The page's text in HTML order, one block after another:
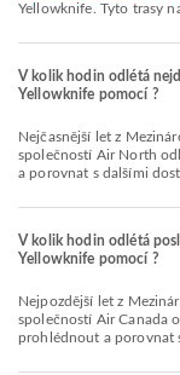
Yellowknife. Tyto trasy
V kolik hodin odlétá
Yellowknife pomocí ?
Nejčasnější let z Mezinárodní letiště Vancouver do Letiště Yellowknife se
společností Air North
a porovnat s dalšími
V kolik hodin odlétá
Yellowknife pomocí ?
Nejpozdější let z Mezinárodní letiště Vancouver do Letiště Yellowknife se
společností Air Canada
prohlédnout a porovnat